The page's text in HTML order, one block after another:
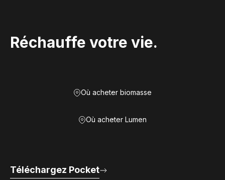
Réchauffe votre vie.
Où acheter biomasse
Où acheter Lumen
Téléchargez Pocket